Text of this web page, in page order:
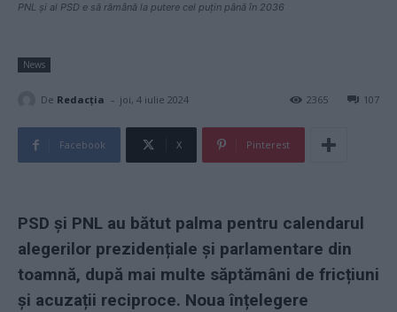
PNL și al PSD e să rămână la putere cel puțin până în 2036
News
De Redacţia - joi, 4 iulie 2024 107
2365
Facebook X Pinterest
PSD și PNL au bătut palma pentru calendarul
alegerilor prezidențiale și parlamentare din
toamnă, după mai multe săptămâni de fricțiuni
și acuzații reciproce. Noua înțelegere